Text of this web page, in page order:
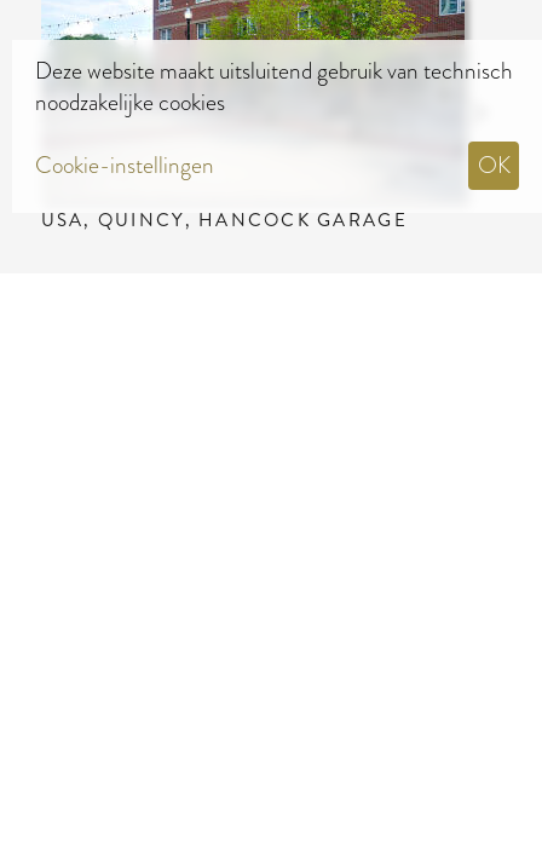
USA, QUINCY, HANCOCK GARAGE
Deze website maakt uitsluitend gebruik van technisch
noodzakelijke cookies
Cookie-instellingen
OK